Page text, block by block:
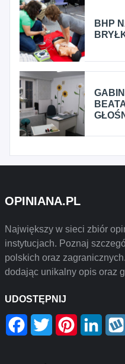
BHP
OPINIANA.PL
Największy w sieci zbiór
instytucjach. Poznaj
polskich oraz
dodając unikalny opis oraz
UDOSTĘPNIJ
Facebook
Twitter Pinterest